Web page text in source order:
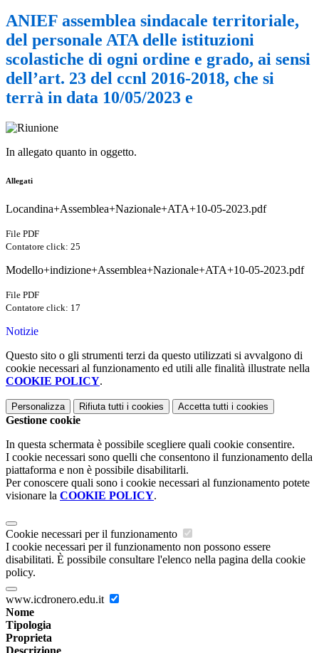
ANIEF assemblea sindacale territoriale,
del personale ATA delle istituzioni
scolastiche di ogni ordine e grado, ai sensi
dell’art. 23 del ccnl 2016-2018, che si
terrà in data 10/05/2023 e
In allegato quanto in oggetto.
Allegati
Locandina+Assemblea+Nazionale+ATA+10-05-2023.pdf
File PDF
Contatore click: 25
Modello+indizione+Assemblea+Nazionale+ATA+10-05-2023.pdf
File PDF
Contatore click: 17
Notizie
Questo sito o gli strumenti terzi da questo utilizzati si avvalgono di
cookie necessari al funzionamento ed utili alle finalità illustrate nella
COOKIE POLICY.
Personalizza Rifiuta tutti i cookies Accetta tutti i cookies
Gestione cookie
In questa schermata è possibile scegliere quali cookie consentire.
I cookie necessari sono quelli che consentono il funzionamento della
piattaforma e non è possibile disabilitarli.
Per conoscere quali sono i cookie necessari al funzionamento potete
visionare la COOKIE POLICY.
Cookie necessari per il funzionamento
I cookie necessari per il funzionamento non possono essere
disabilitati. È possibile consultare l'elenco nella pagina della cookie
policy.
www.icdronero.edu.it
Nome
Tipologia
Proprieta
Descrizione